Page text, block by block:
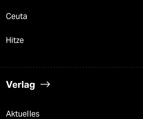
Ceuta
Hitze
Verlag
Aktuelles